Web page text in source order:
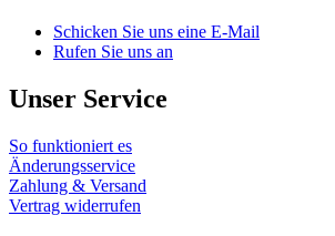
Schicken Sie uns eine E-Mail
Rufen Sie uns an
Unser Service
So funktioniert es
Änderungsservice
Zahlung & Versand
Vertrag widerrufen